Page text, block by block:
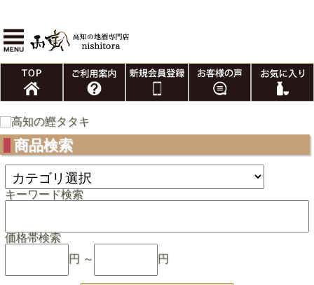
商品検索
キーワード検索
価格帯検索
円 ～
円